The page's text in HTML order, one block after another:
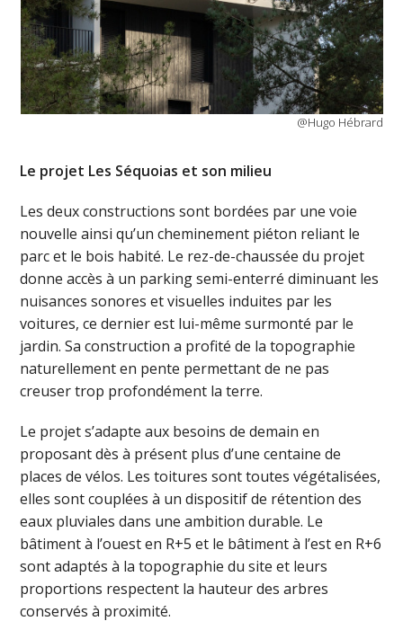
@Hugo Hébrard
Le projet Les Séquoias et son milieu
Les deux constructions sont bordées par une voie
nouvelle ainsi qu’un cheminement piéton reliant le
parc et le bois habité. Le rez-de-chaussée du projet
donne accès à un parking semi-enterré diminuant les
nuisances sonores et visuelles induites par les
voitures, ce dernier est lui-même surmonté par le
jardin. Sa construction a profité de la topographie
naturellement en pente permettant de ne pas
creuser trop profondément la terre.
Le projet s’adapte aux besoins de demain en
proposant dès à présent plus d’une centaine de
places de vélos. Les toitures sont toutes végétalisées,
elles sont couplées à un dispositif de rétention des
eaux pluviales dans une ambition durable. Le
bâtiment à l’ouest en R+5 et le bâtiment à l’est en R+6
sont adaptés à la topographie du site et leurs
proportions respectent la hauteur des arbres
conservés à proximité.